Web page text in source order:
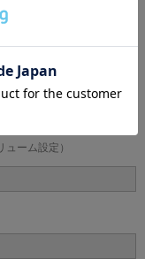
）
ーム設定）